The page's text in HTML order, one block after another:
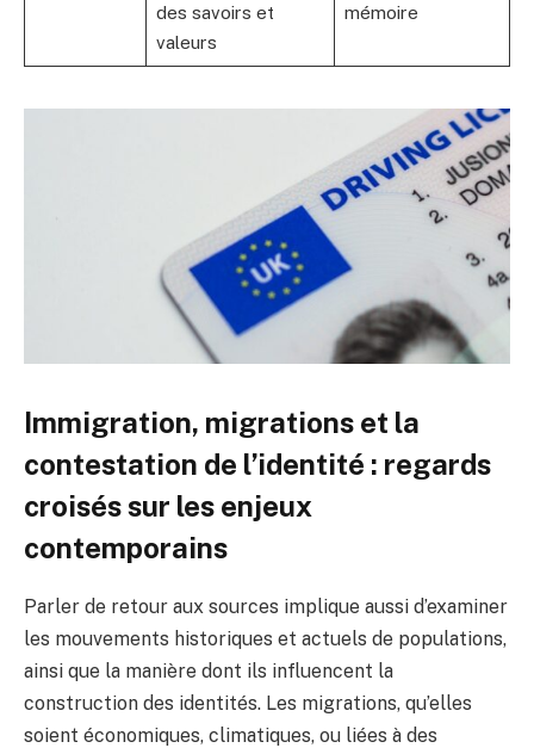
des savoirs et
valeurs
mémoire
Immigration, migrations et la
contestation de l’identité : regards
croisés sur les enjeux
contemporains
Parler de retour aux sources implique aussi d’examiner
les mouvements historiques et actuels de populations,
ainsi que la manière dont ils influencent la
construction des identités. Les migrations, qu’elles
soient économiques, climatiques, ou liées à des